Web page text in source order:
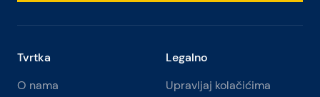
Tvrtka
O nama
Legalno
Upravljaj kolačićima